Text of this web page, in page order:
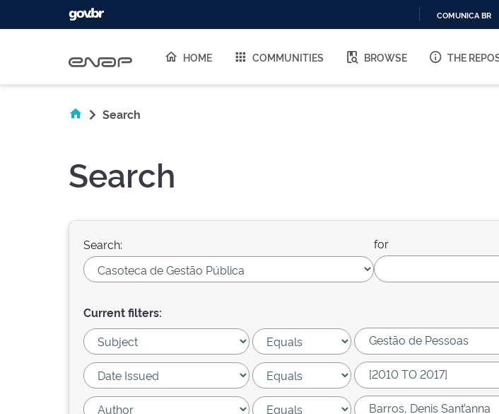
O
COMUNICA BR
HOME COMMUNITIES BROWSE THE
Search
Search
Search: for
Current filters: